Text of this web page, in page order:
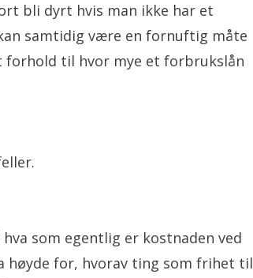
bli dyrt hvis man ikke har et
samtidig være en fornuftig måte
forhold til hvor mye et forbrukslån
som egentlig er kostnaden ved
høyde for, hvorav ting som frihet til